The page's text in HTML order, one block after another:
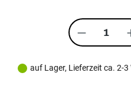
Produkt
auf Lager, Lieferzeit ca. 2-3